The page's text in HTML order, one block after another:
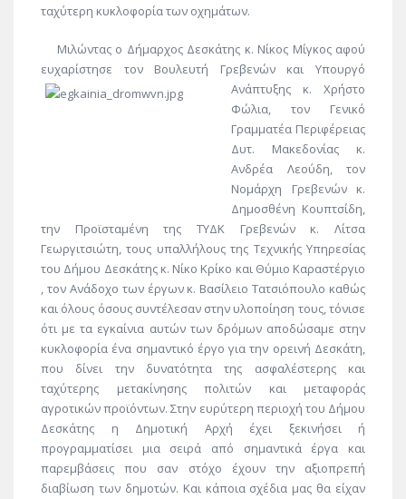
ταχύτερη κυκλοφορία των οχημάτων.
Μιλώντας ο Δήμαρχος Δεσκάτης κ. Νίκος Μίγκος αφού
ευχαρίστησε τον Βουλευτή Γρεβενών και Υπουργό
Ανάπτυξης κ. Χρήστο
Φώλια, τον Γενικό
Γραμματέα Περιφέρειας
Δυτ. Μακεδονίας κ.
Ανδρέα Λεούδη, τον
Νομάρχη Γρεβενών κ.
Δημοσθένη Κουπτσίδη,
την Προϊσταμένη της ΤΥΔΚ Γρεβενών κ. Λίτσα
Γεωργιτσιώτη, τους υπαλλήλους της Τεχνικής Υπηρεσίας
του Δήμου Δεσκάτης κ. Νίκο Κρίκο και Θύμιο Καραστέργιο
, τον Ανάδοχο των έργων κ. Βασίλειο Τατσιόπουλο καθώς
και όλους όσους συντέλεσαν στην υλοποίηση τους, τόνισε
ότι με τα εγκαίνια αυτών των δρόμων αποδώσαμε στην
κυκλοφορία ένα σημαντικό έργο για την ορεινή Δεσκάτη,
που δίνει την δυνατότητα της ασφαλέστερης και
ταχύτερης μετακίνησης πολιτών και μεταφοράς
αγροτικών προϊόντων. Στην ευρύτερη περιοχή του Δήμου
Δεσκάτης η Δημοτική Αρχή έχει ξεκινήσει ή
προγραμματίσει μια σειρά από σημαντικά έργα και
παρεμβάσεις που σαν στόχο έχουν την αξιοπρεπή
διαβίωση των δημοτών. Και κάποια σχέδια μας θα είχαν